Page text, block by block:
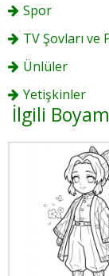
Spor
TV Şovları ve
Ünlüler
Yetişkinler
İlgili